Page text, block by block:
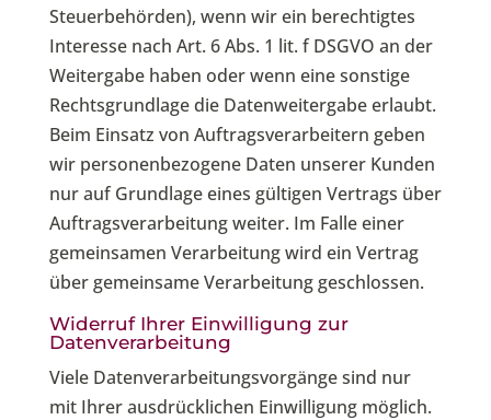
Steuerbehörden), wenn wir ein berechtigtes
Interesse nach Art. 6 Abs. 1 lit. f DSGVO an der
Weitergabe haben oder wenn eine sonstige
Rechtsgrundlage die Datenweitergabe erlaubt.
Beim Einsatz von Auftragsverarbeitern geben
wir personenbezogene Daten unserer Kunden
nur auf Grundlage eines gültigen Vertrags über
Auftragsverarbeitung weiter. Im Falle einer
gemeinsamen Verarbeitung wird ein Vertrag
über gemeinsame Verarbeitung geschlossen.
Widerruf Ihrer Einwilligung zur
Datenverarbeitung
Viele Datenverarbeitungsvorgänge sind nur
mit Ihrer ausdrücklichen Einwilligung möglich.